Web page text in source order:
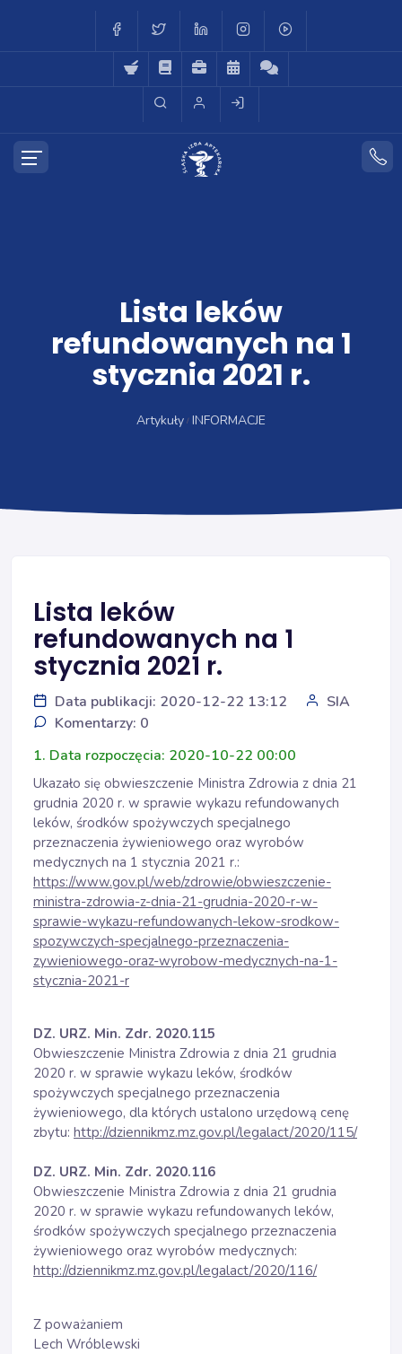
Lista leków
refundowanych na 1
stycznia 2021 r.
Artykuły INFORMACJE
Lista leków
refundowanych na 1
stycznia 2021 r.
Data publikacji: 2020-12-22 13:12
SIA
Komentarzy: 0
1. Data rozpoczęcia: 2020-10-22 00:00
Ukazało się obwieszczenie Ministra Zdrowia z dnia 21
grudnia 2020 r. w sprawie wykazu refundowanych
leków, środków spożywczych specjalnego
przeznaczenia żywieniowego oraz wyrobów
medycznych na 1 stycznia 2021 r.:
https://www.gov.pl/web/zdrowie/obwieszczenie-
ministra-zdrowia-z-dnia-21-grudnia-2020-r-w-
sprawie-wykazu-refundowanych-lekow-srodkow-
spozywczych-specjalnego-przeznaczenia-
zywieniowego-oraz-wyrobow-medycznych-na-1-
stycznia-2021-r
DZ. URZ. Min. Zdr. 2020.115
Obwieszczenie Ministra Zdrowia z dnia 21 grudnia
2020 r. w sprawie wykazu leków, środków
spożywczych specjalnego przeznaczenia
żywieniowego, dla których ustalono urzędową cenę
zbytu: http://dziennikmz.mz.gov.pl/legalact/2020/115/
DZ. URZ. Min. Zdr. 2020.116
Obwieszczenie Ministra Zdrowia z dnia 21 grudnia
2020 r. w sprawie wykazu refundowanych leków,
środków spożywczych specjalnego przeznaczenia
żywieniowego oraz wyrobów medycznych:
http://dziennikmz.mz.gov.pl/legalact/2020/116/
Z poważaniem
Lech Wróblewski